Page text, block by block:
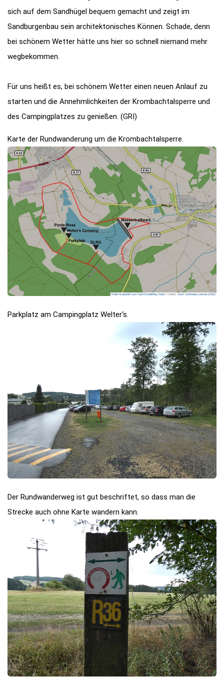
sich auf dem Sandhügel bequem gemacht und zeigt im
Sandburgenbau sein architektonisches Können. Schade, denn
bei schönem Wetter hätte uns hier so schnell niemand mehr
wegbekommen.
Für uns heißt es, bei schönem Wetter einen neuen Anlauf zu
starten und die Annehmlichkeiten der Krombachtalsperre und
des Campingplatzes zu genießen. (GRI)
Karte der Rundwanderung um die Krombachtalsperre.
Parkplatz am Campingplatz Welter‘s.
Der Rundwanderweg ist gut beschriftet, so dass man die
Strecke auch ohne Karte wandern kann.